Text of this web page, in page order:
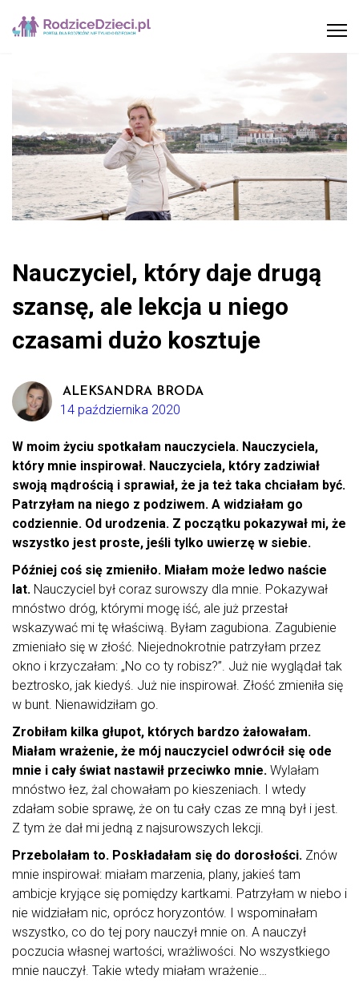
Nauczyciel, który daje drugą
szansę, ale lekcja u niego
czasami dużo kosztuje
ALEKSANDRA BRODA
14 października 2020
W moim życiu spotkałam nauczyciela. Nauczyciela,
który mnie inspirował. Nauczyciela, który zadziwiał
swoją mądrością i sprawiał, że ja też taka chciałam być.
Patrzyłam na niego z podziwem. A widziałam go
codziennie. Od urodzenia. Z początku pokazywał mi, że
wszystko jest proste, jeśli tylko uwierzę w siebie.
Później coś się zmieniło. Miałam może ledwo naście
lat. Nauczyciel był coraz surowszy dla mnie. Pokazywał
mnóstwo dróg, którymi mogę iść, ale już przestał
wskazywać mi tę właściwą. Byłam zagubiona. Zagubienie
zmieniało się w złość. Niejednokrotnie patrzyłam przez
okno i krzyczałam: „No co ty robisz?”. Już nie wyglądał tak
beztrosko, jak kiedyś. Już nie inspirował. Złość zmieniła się
w bunt. Nienawidziłam go.
Zrobiłam kilka głupot, których bardzo żałowałam.
Miałam wrażenie, że mój nauczyciel odwrócił się ode
mnie i cały świat nastawił przeciwko mnie. Wylałam
mnóstwo łez, żal chowałam po kieszeniach. I wtedy
zdałam sobie sprawę, że on tu cały czas ze mną był i jest.
Z tym że dał mi jedną z najsurowszych lekcji.
Przebolałam to. Poskładałam się do dorosłości. Znów
mnie inspirował: miałam marzenia, plany, jakieś tam
ambicje kryjące się pomiędzy kartkami. Patrzyłam w niebo i
nie widziałam nic, oprócz horyzontów. I wspominałam
wszystko, co do tej pory nauczył mnie on. A nauczył
poczucia własnej wartości, wrażliwości. No wszystkiego
mnie nauczył. Takie wtedy miałam wrażenie…